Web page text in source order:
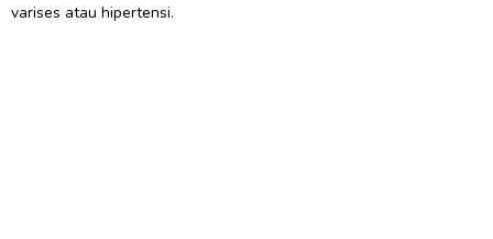
varises atau hipertensi.